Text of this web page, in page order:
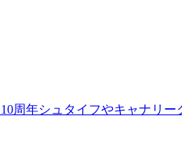
周年シュタイフやキャナリー